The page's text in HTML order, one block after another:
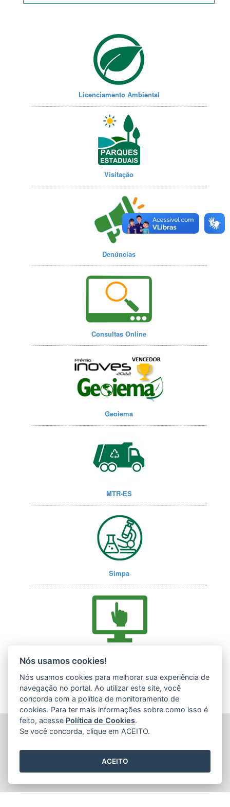
Licenciamento Ambiental
Visitação
Denúncias
Consultas Online
Geoiema
MTR-ES
Simpa
INSTITUTO ESTADUAL DE MEIO AMBIENTE (IEMA)
CEP: 29140-130 - Cariacica / ES
Tel.: (27) 3300-1360 / (27) 99299-8894 (Whatsapp)
E-mail:atendimento@iema.es.gov.br
Nós usamos cookies!
Nós usamos cookies para melhorar sua experiência de
navegação no portal. Ao utilizar este site, você
concorda com a política de monitoramento de
cookies. Para ter mais informações sobre como isso é
feito, acesse Política de Cookies.
Se você concorda, clique em ACEITO.
ACEITO